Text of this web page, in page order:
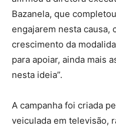
Bazanela, que
engajarem nesta causa,
crescimento da
para apoiar, ainda mais
nesta ideia”.
A campanha foi criada
veiculada em televisão,